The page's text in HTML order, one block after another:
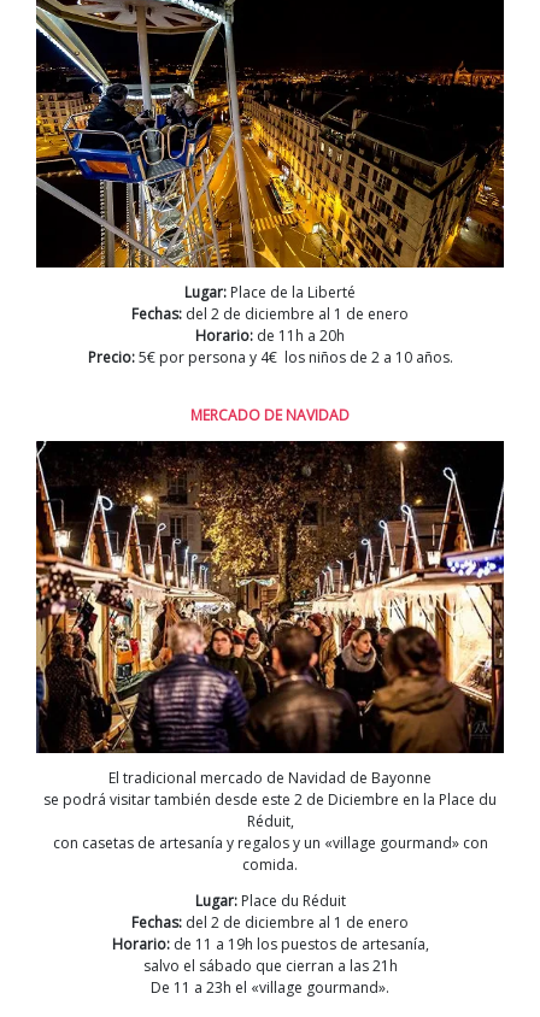
Lugar: Place de la Liberté
Fechas: del 2 de diciembre al 1 de enero
Horario: de 11h a 20h
Precio:5€ por persona y 4€ los niños de 2 a 10 años.
MERCADO DE NAVIDAD
El tradicional mercado de Navidad de Bayonne
se podrá visitar también desde este 2 de Diciembre en la Place du
Réduit,
con casetas de artesanía y regalos y un «village gourmand» con
comida.
Lugar:Place du Réduit
Fechas: del 2 de diciembre al 1 de enero
Horario:de 11 a 19h los puestos de artesanía,
salvo el sábado que cierran a las 21h
De 11 a 23h el «village gourmand».